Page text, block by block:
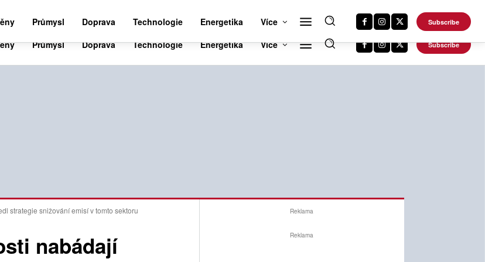
DALŠÍ WEBY
Průmysl Doprava Technologie Energetika Více Subscribe
strategie snižování emisí v tomto sektoru
nabádají
Reklama
Reklama